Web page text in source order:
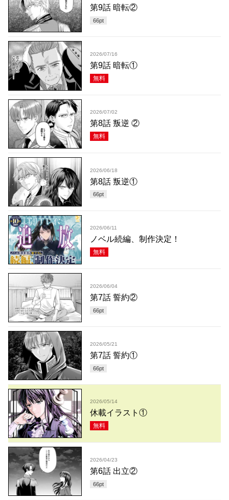
第9話 暗転②
66pt
2026/07/16
第9話 暗転①
無料
2026/07/02
第8話 叛逆 ②
無料
2026/06/18
第8話 叛逆①
66pt
2026/06/11
ノベル続編、制作決定！
無料
2026/06/04
第7話 誓約②
66pt
2026/05/21
第7話 誓約①
66pt
2026/05/14
休載イラスト①
無料
2026/04/23
第6話 出立②
66pt